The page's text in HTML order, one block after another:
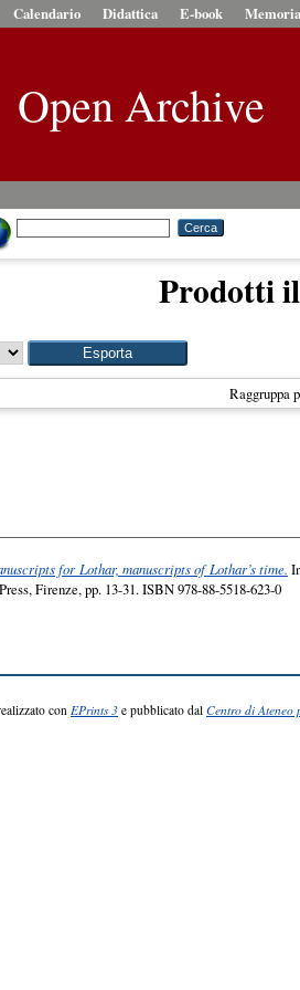
Calendario Didattica E-book Memoria
Open Archive
Prodotti
Raggruppa
for Lothar, manuscripts of Lothar’s time.
Firenze, pp. 13-31. ISBN 978-88-5518-623-0
con EPrints 3 e pubblicato dal Centro di Ateneo